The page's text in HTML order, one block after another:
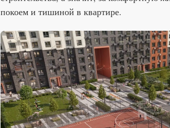
покоем и тишиной в квартире.